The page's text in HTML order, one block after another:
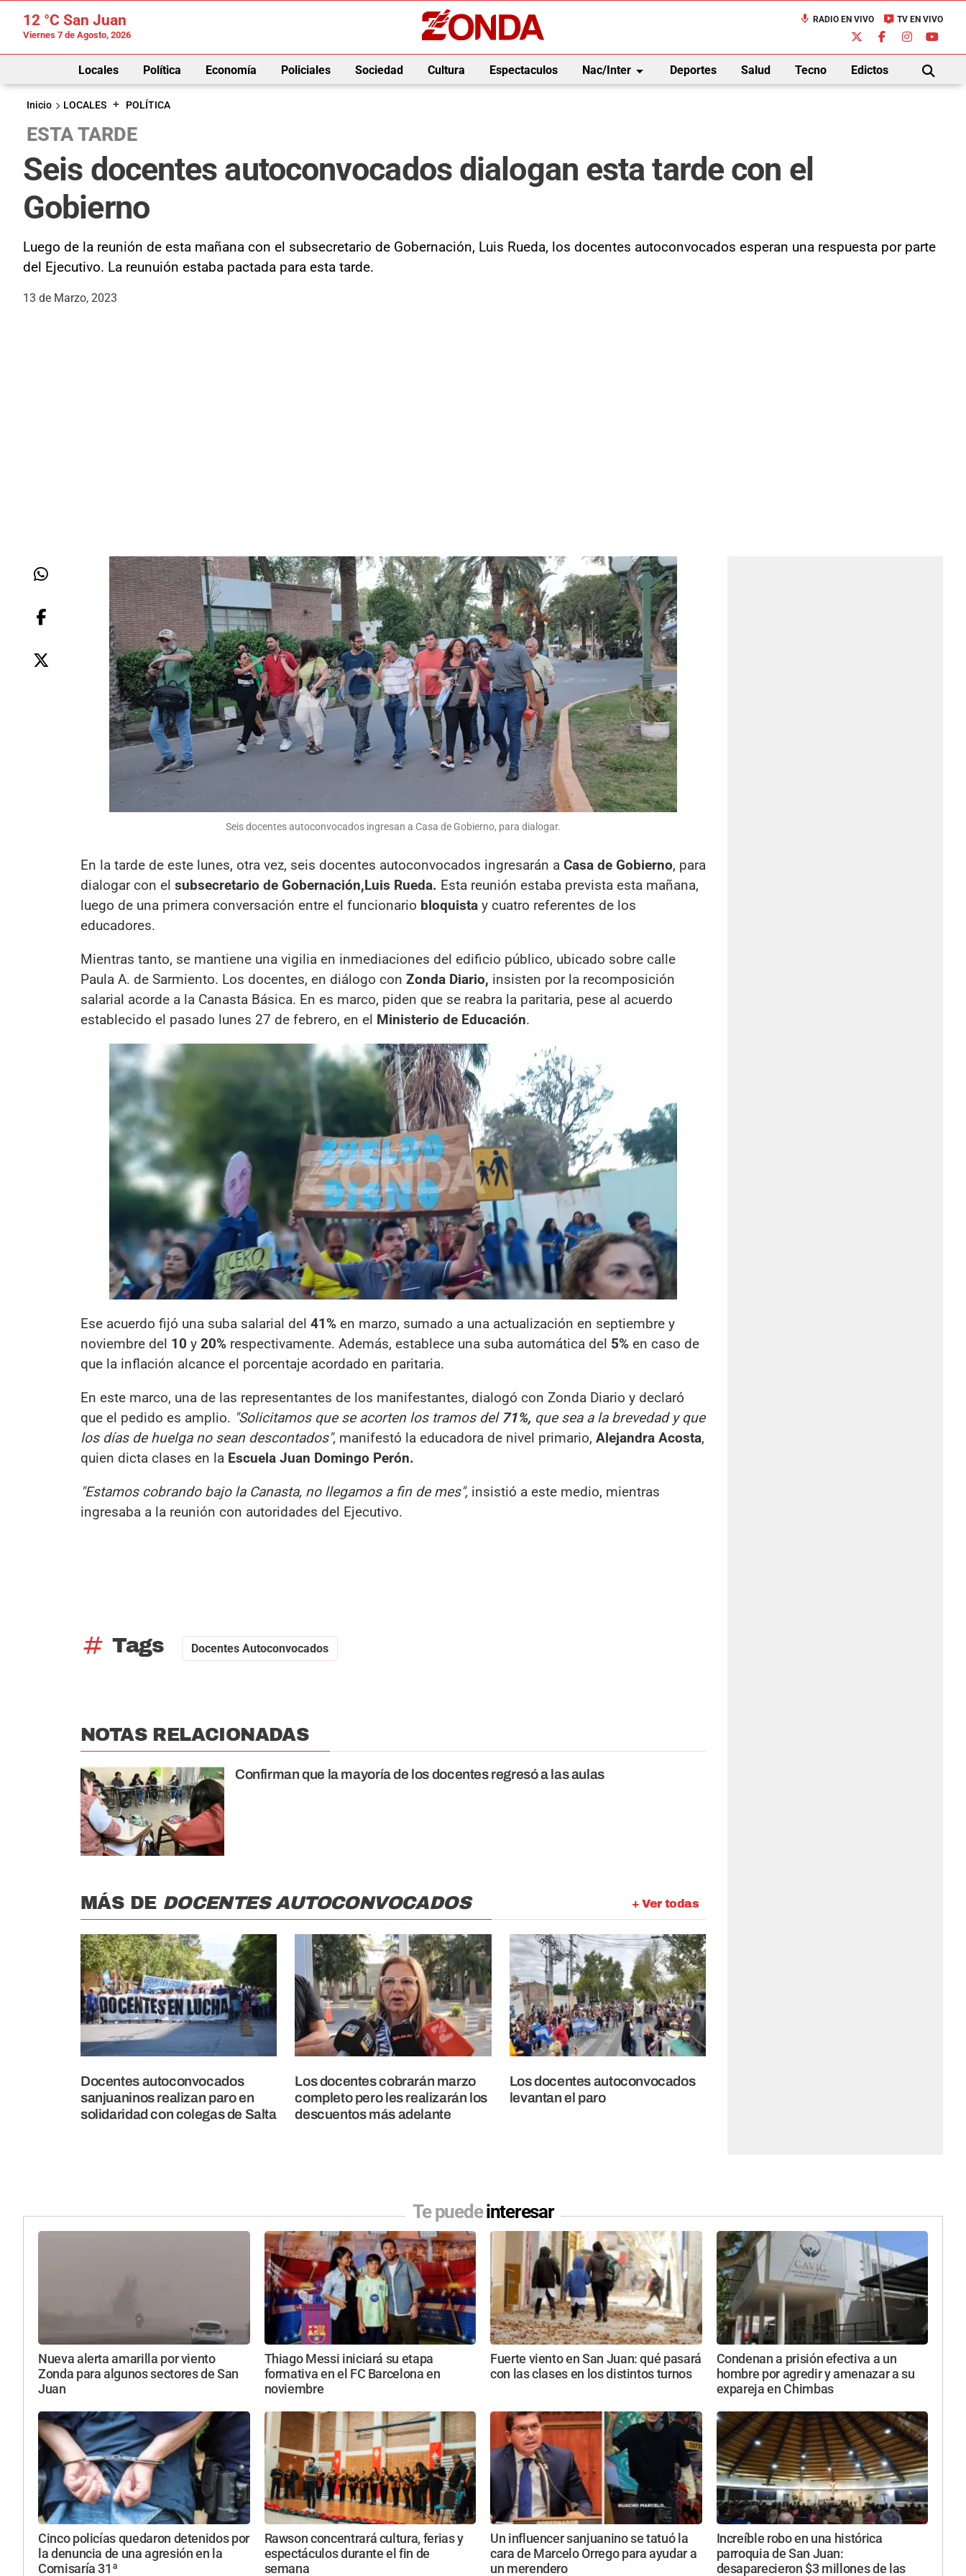
12 °C San Juan
Viernes 7 de Agosto, 2026
mic RADIO EN VIVO live_tv TV EN VIVO
Locales Política Economía Policiales Sociedad Cultura Espectaculos Nac/Interarrow_drop_down Deportes Salud Tecno Edictos
BUSCAR
Inicio
LOCALES + POLÍTICA
ESTA TARDE
Seis docentes autoconvocados dialogan esta tarde con el
Gobierno
Luego de la reunión de esta mañana con el subsecretario de Gobernación, Luis Rueda, los docentes autoconvocados esperan una respuesta por parte
del Ejecutivo. La reunuión estaba pactada para esta tarde.
13 de Marzo, 2023
Seis docentes autoconvocados ingresan a Casa de Gobierno, para dialogar.
En la tarde de este lunes, otra vez, seis docentes autoconvocados ingresarán a Casa de Gobierno, para
dialogar con el subsecretario de Gobernación,Luis Rueda. Esta reunión estaba prevista esta mañana,
luego de una primera conversación entre el funcionario bloquista y cuatro referentes de los
educadores.
Mientras tanto, se mantiene una vigilia en inmediaciones del edificio público, ubicado sobre calle
Paula A. de Sarmiento. Los docentes, en diálogo con Zonda Diario, insisten por la recomposición
salarial acorde a la Canasta Básica. En es marco, piden que se reabra la paritaria, pese al acuerdo
establecido el pasado lunes 27 de febrero, en el Ministerio de Educación.
Ese acuerdo fijó una suba salarial del 41% en marzo, sumado a una actualización en septiembre y
noviembre del 10 y 20% respectivamente. Además, establece una suba automática del 5% en caso de
que la inflación alcance el porcentaje acordado en paritaria.
En este marco, una de las representantes de los manifestantes, dialogó con Zonda Diario y declaró
que el pedido es amplio. "Solicitamos que se acorten los tramos del 71%, que sea a la brevedad y que
los días de huelga no sean descontados", manifestó la educadora de nivel primario, Alejandra Acosta,
quien dicta clases en la Escuela Juan Domingo Perón.
"Estamos cobrando bajo la Canasta, no llegamos a fin de mes", insistió a este medio, mientras
ingresaba a la reunión con autoridades del Ejecutivo.
tag Tags Docentes Autoconvocados
NOTAS RELACIONADAS
Confirman que la mayoría de los docentes regresó a las aulas
+ Ver todas
MÁS DE DOCENTES AUTOCONVOCADOS
Docentes autoconvocados
sanjuaninos realizan paro en
solidaridad con colegas de Salta
Los docentes cobrarán marzo
completo pero les realizarán los
descuentos más adelante
Los docentes autoconvocados
levantan el paro
Te puedeinteresar
Nueva alerta amarilla por viento
Zonda para algunos sectores de San
Juan
Thiago Messi iniciará su etapa
formativa en el FC Barcelona en
noviembre
Fuerte viento en San Juan: qué pasará
con las clases en los distintos turnos
Condenan a prisión efectiva a un
hombre por agredir y amenazar a su
expareja en Chimbas
Cinco policías quedaron detenidos por
la denuncia de una agresión en la
Comisaría 31ª
Rawson concentrará cultura, ferias y
espectáculos durante el fin de
semana
Un influencer sanjuanino se tatuó la
cara de Marcelo Orrego para ayudar a
un merendero
Increíble robo en una histórica
parroquia de San Juan:
desaparecieron $3 millones de las